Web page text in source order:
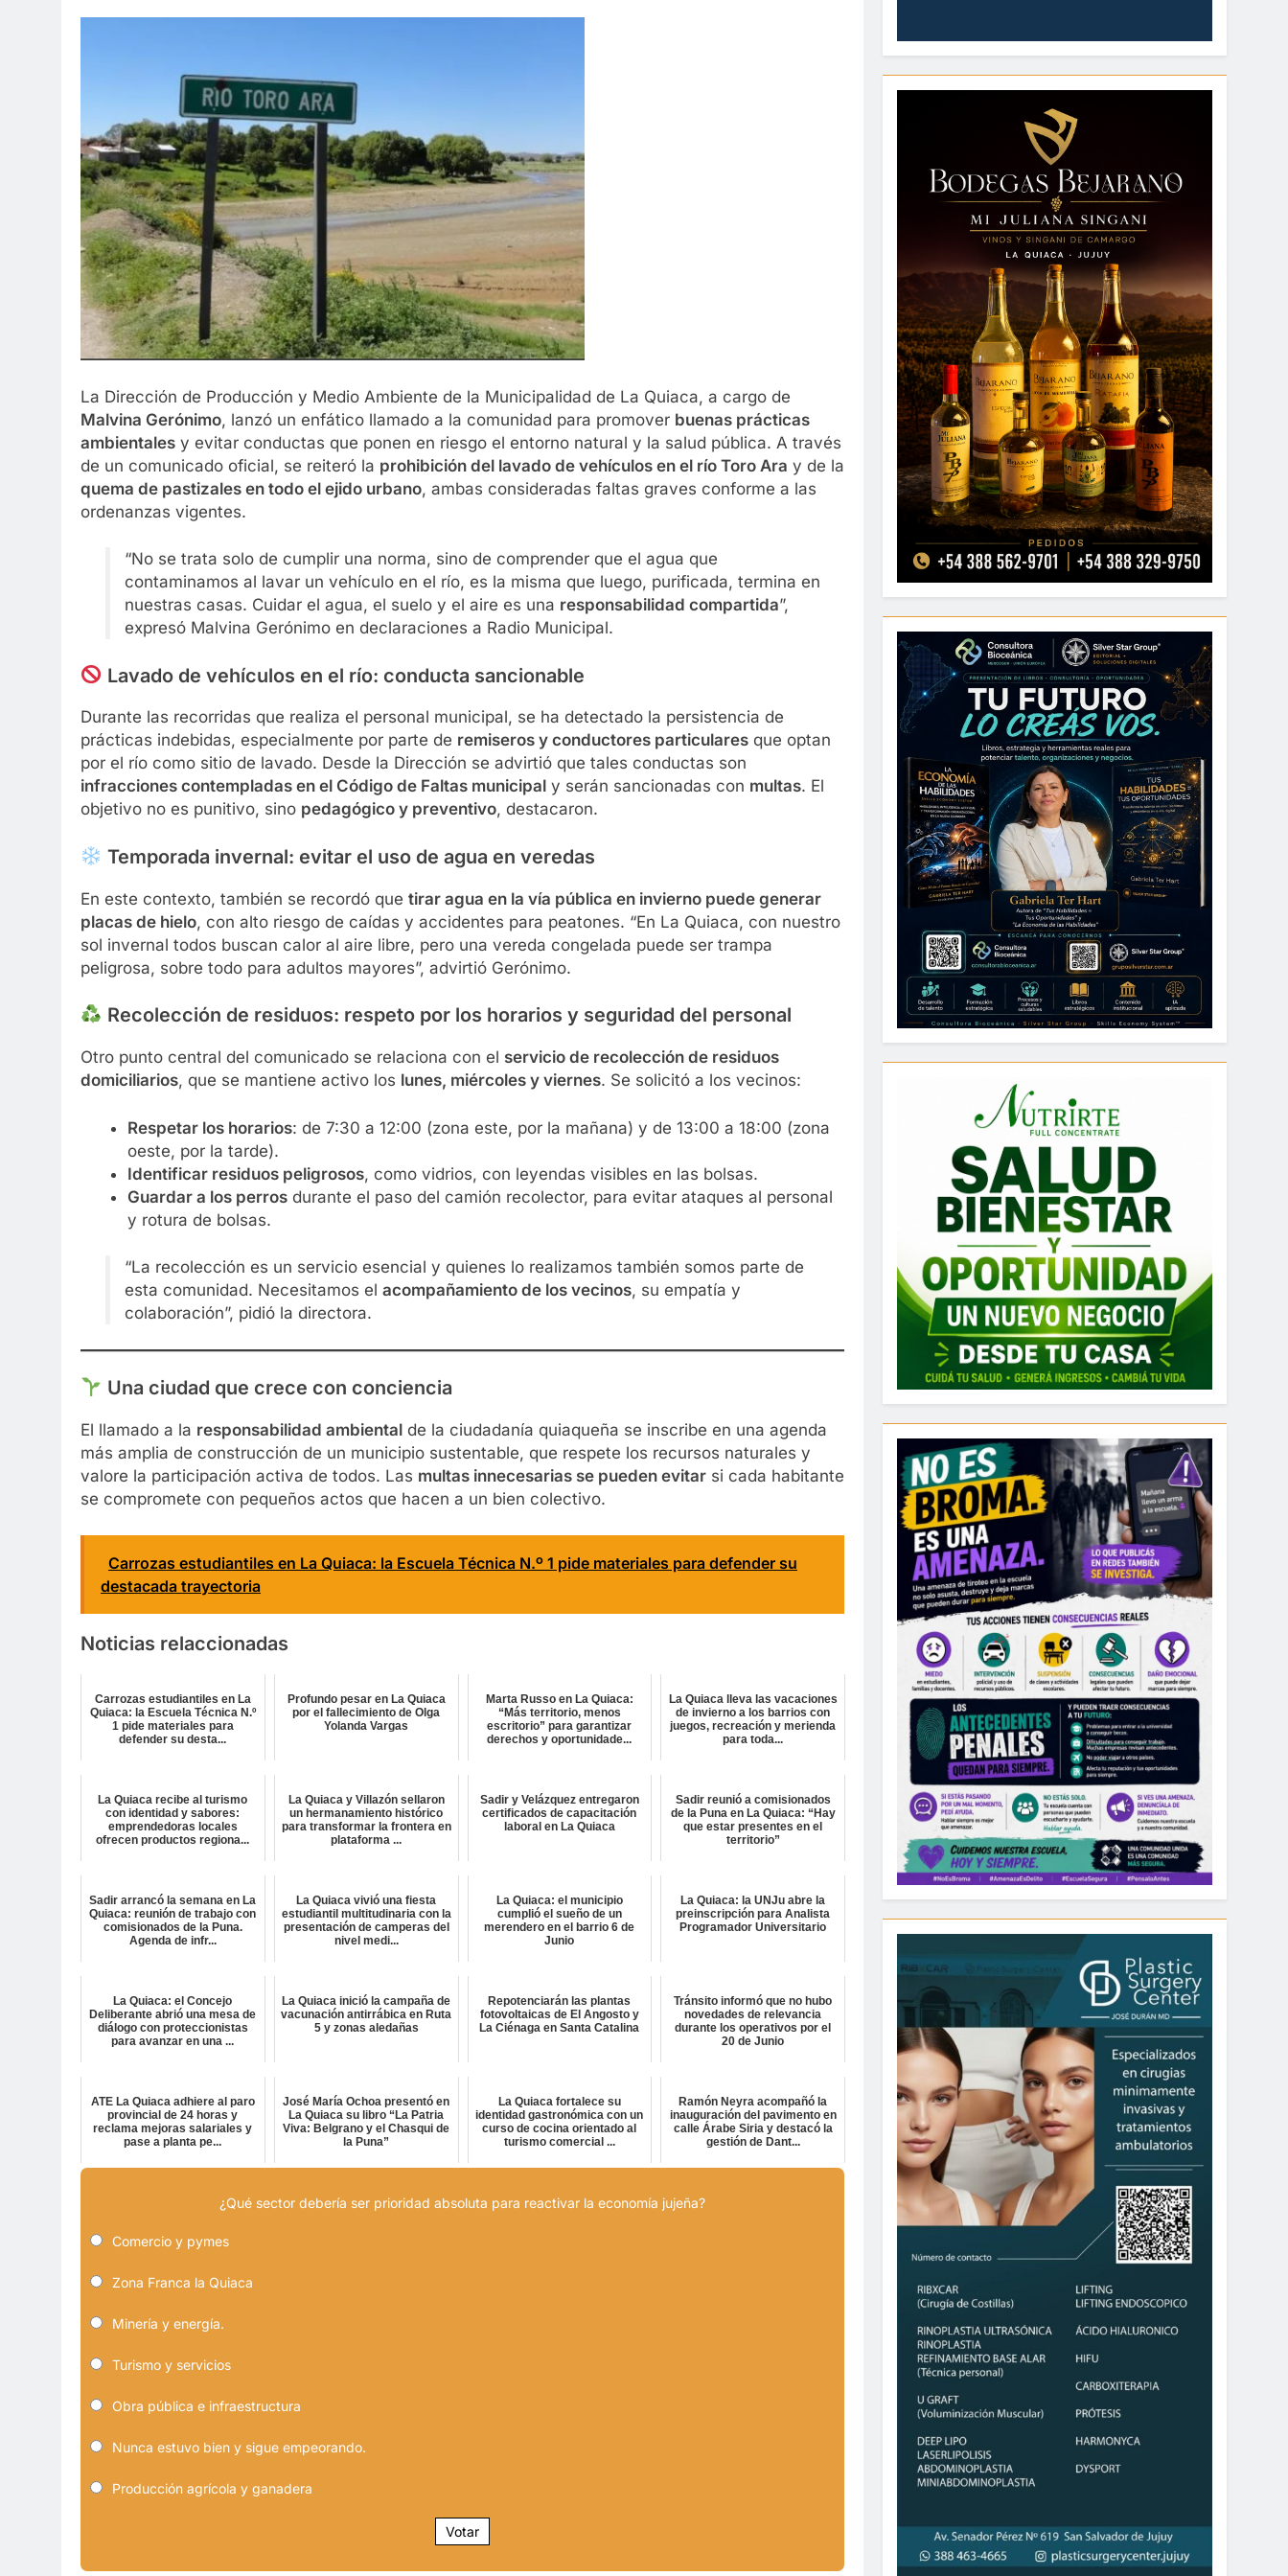
La Dirección de Producción y Medio Ambiente de la Municipalidad de La Quiaca, a cargo de
Malvina Gerónimo, lanzó un enfático llamado a la comunidad para promover buenas prácticas
ambientales y evitar conductas que ponen en riesgo el entorno natural y la salud pública. A través
de un comunicado oficial, se reiteró la prohibición del lavado de vehículos en el río Toro Ara y de la
quema de pastizales en todo el ejido urbano, ambas consideradas faltas graves conforme a las
ordenanzas vigentes.
“No se trata solo de cumplir una norma, sino de comprender que el agua que
contaminamos al lavar un vehículo en el río, es la misma que luego, purificada, termina en
nuestras casas. Cuidar el agua, el suelo y el aire es una responsabilidad compartida”,
expresó Malvina Gerónimo en declaraciones a Radio Municipal.
Lavado de vehículos en el río: conducta sancionable
Durante las recorridas que realiza el personal municipal, se ha detectado la persistencia de
prácticas indebidas, especialmente por parte de remiseros y conductores particulares que optan
por el río como sitio de lavado. Desde la Dirección se advirtió que tales conductas son
infracciones contempladas en el Código de Faltas municipal y serán sancionadas con multas. El
objetivo no es punitivo, sino pedagógico y preventivo, destacaron.
Temporada invernal: evitar el uso de agua en veredas
En este contexto, también se recordó que tirar agua en la vía pública en invierno puede generar
placas de hielo, con alto riesgo de caídas y accidentes para peatones. “En La Quiaca, con nuestro
sol invernal todos buscan calor al aire libre, pero una vereda congelada puede ser trampa
peligrosa, sobre todo para adultos mayores”, advirtió Gerónimo.
Recolección de residuos: respeto por los horarios y seguridad del personal
Otro punto central del comunicado se relaciona con el servicio de recolección de residuos
domiciliarios, que se mantiene activo los lunes, miércoles y viernes. Se solicitó a los vecinos:
Respetar los horarios: de 7:30 a 12:00 (zona este, por la mañana) y de 13:00 a 18:00 (zona
oeste, por la tarde).
Identificar residuos peligrosos, como vidrios, con leyendas visibles en las bolsas.
Guardar a los perrosdurante el paso del camión recolector, para evitar ataques al personal
y rotura de bolsas.
“La recolección es un servicio esencial y quienes lo realizamos también somos parte de
esta comunidad. Necesitamos el acompañamiento de los vecinos, su empatía y
colaboración”, pidió la directora.
Una ciudad que crece con conciencia
El llamado a la responsabilidad ambiental de la ciudadanía quiaqueña se inscribe en una agenda
más amplia de construcción de un municipio sustentable, que respete los recursos naturales y
valore la participación activa de todos. Las multas innecesarias se pueden evitar si cada habitante
se compromete con pequeños actos que hacen a un bien colectivo.
Carrozas estudiantiles en La Quiaca: la Escuela Técnica N.º 1 pide materiales para defender su
destacada trayectoria
Noticias relaccionadas
Carrozas estudiantiles en La
Quiaca: la Escuela Técnica N.º
1 pide materiales para
defender su desta...
Profundo pesar en La Quiaca
por el fallecimiento de Olga
Yolanda Vargas
Marta Russo en La Quiaca:
“Más territorio, menos
escritorio” para garantizar
derechos y oportunidade...
La Quiaca lleva las vacaciones
de invierno a los barrios con
juegos, recreación y merienda
para toda...
La Quiaca recibe al turismo
con identidad y sabores:
emprendedoras locales
ofrecen productos regiona...
La Quiaca y Villazón sellaron
un hermanamiento histórico
para transformar la frontera en
plataforma ...
Sadir y Velázquez entregaron
certificados de capacitación
laboral en La Quiaca
Sadir reunió a comisionados
de la Puna en La Quiaca: “Hay
que estar presentes en el
territorio”
Sadir arrancó la semana en La
Quiaca: reunión de trabajo con
comisionados de la Puna.
Agenda de infr...
La Quiaca vivió una fiesta
estudiantil multitudinaria con la
presentación de camperas del
nivel medi...
La Quiaca: el municipio
cumplió el sueño de un
merendero en el barrio 6 de
Junio
La Quiaca: la UNJu abre la
preinscripción para Analista
Programador Universitario
La Quiaca: el Concejo
Deliberante abrió una mesa de
diálogo con proteccionistas
para avanzar en una ...
La Quiaca inició la campaña de
vacunación antirrábica en Ruta
5 y zonas aledañas
Repotenciarán las plantas
fotovoltaicas de El Angosto y
La Ciénaga en Santa Catalina
Tránsito informó que no hubo
novedades de relevancia
durante los operativos por el
20 de Junio
ATE La Quiaca adhiere al paro
provincial de 24 horas y
reclama mejoras salariales y
pase a planta pe...
José María Ochoa presentó en
La Quiaca su libro “La Patria
Viva: Belgrano y el Chasqui de
la Puna”
La Quiaca fortalece su
identidad gastronómica con un
curso de cocina orientado al
turismo comercial ...
Ramón Neyra acompañó la
inauguración del pavimento en
calle Árabe Siria y destacó la
gestión de Dant...
¿Qué sector debería ser prioridad absoluta para reactivar la economía jujeña?
Comercio y pymes
Zona Franca la Quiaca
Minería y energía.
Turismo y servicios
Obra pública e infraestructura
Nunca estuvo bien y sigue empeorando.
Producción agrícola y ganadera
Votar